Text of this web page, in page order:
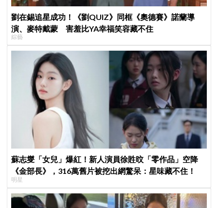
劉在錫追星成功！《劉QUIZ》同框《奧德賽》諾蘭導
演、麥特戴蒙 害羞比YA幸福笑容藏不住
綜藝
蘇志燮「女兒」爆紅！新人演員徐貹旼「零作品」空降
《金部長》，316萬舊片被挖出網驚呆：星味藏不住！
明星